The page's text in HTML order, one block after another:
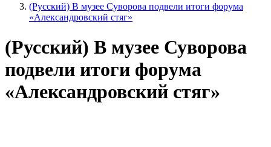
(Русский) В музее Суворова подвели итоги форума
«Александровский стяг»
(Русский) В музее Суворова
подвели итоги форума
«Александровский стяг»